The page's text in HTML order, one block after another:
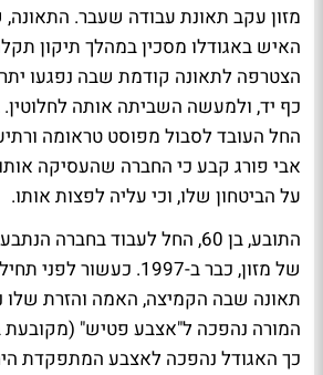
מזון עקב תאונת עבודה שעבר.
האיש באגודלו מסכין במהלך תיקון
הצטרפה לתאונה קודמת שבה נפגעו
כף יד, ולמעשה השביתה אותה
החל העובד לסבול מפוסט טראומה
אבי פורג קבע כי החברה שהעסיקה
על הביטחון שלו, וכי עליה לפצות אותו.
התובע, בן 60, החל לעבוד
של מזון, כבר ב-1997.
תאונה שבה הקמיצה, האמה והזרת
המורה נהפכה ל"אצבע פטיש" (מקובעת
כך האגודל נהפכה לאצבע המתפקדת